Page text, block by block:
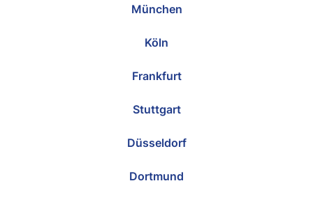
München
Köln
Frankfurt
Stuttgart
Düsseldorf
Dortmund